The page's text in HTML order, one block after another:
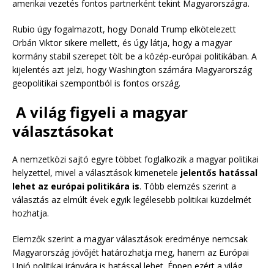
amerikai vezetés fontos partnerként tekint Magyarországra.
Rubio úgy fogalmazott, hogy Donald Trump elkötelezett
Orbán Viktor sikere mellett, és úgy látja, hogy a magyar
kormány stabil szerepet tölt be a közép-európai politikában. A
kijelentés azt jelzi, hogy Washington számára Magyarország
geopolitikai szempontból is fontos ország.
A világ figyeli a magyar
választásokat
A nemzetközi sajtó egyre többet foglalkozik a magyar politikai
helyzettel, mivel a választások kimenetele jelentős hatással
lehet az európai politikára is. Több elemzés szerint a
választás az elmúlt évek egyik legélesebb politikai küzdelmét
hozhatja.
Elemzők szerint a magyar választások eredménye nemcsak
Magyarország jövőjét határozhatja meg, hanem az Európai